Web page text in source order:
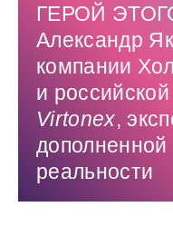
ГЕРОЙ
Александр
компании
и
Virtonex,
дополненной
реальности